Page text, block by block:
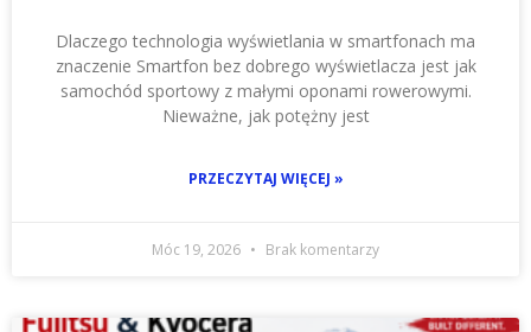
Dlaczego technologia wyświetlania w smartfonach ma
znaczenie Smartfon bez dobrego wyświetlacza jest jak
samochód sportowy z małymi oponami rowerowymi.
Nieważne, jak potężny jest
PRZECZYTAJ WIĘCEJ »
Móc 19, 2026 Brak komentarzy